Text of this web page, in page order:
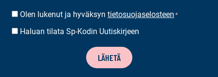
SUOSTUMUS*
Olen lukenut ja hyväksyn tietosuojaselosteen *
UUTISKIRJEEN
Haluan tilata Sp-Kodin Uutiskirjeen
LÄHETÄ